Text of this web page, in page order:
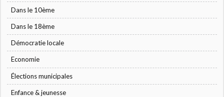
Dans le 10ème
Dans le 18ème
Démocratie locale
Economie
Élections municipales
Enfance & jeunesse